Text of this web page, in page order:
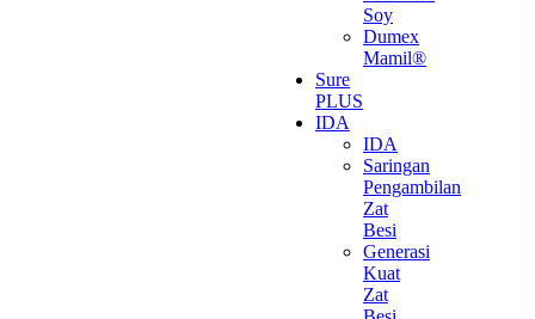
Soy
Dumex
Mamil®
Sure
PLUS
IDA
IDA
Saringan
Pengambilan
Zat
Besi
Generasi
Kuat
Zat